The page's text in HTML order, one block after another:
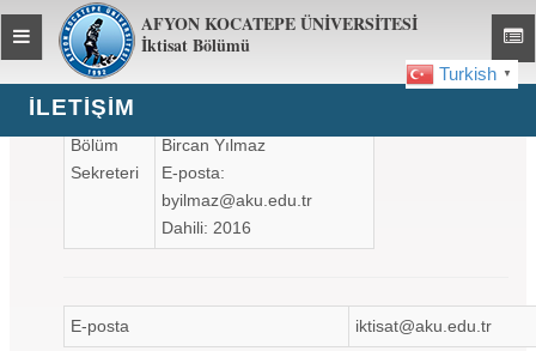
AFYON KOCATEPE ÜNİVERSİTESİ
İktisat Bölümü
Toggle
global
navigation
Turkish ▼
İLETIŞIM
Bölüm
Sekreteri
Bircan Yılmaz
E-posta:
byilmaz@aku.edu.tr
Dahili: 2016
E-posta iktisat@aku.edu.tr